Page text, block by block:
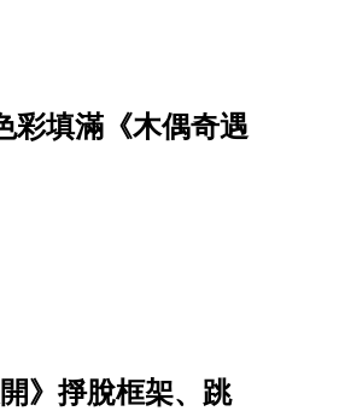
彩填滿《木偶奇遇
》掙脫框架、跳